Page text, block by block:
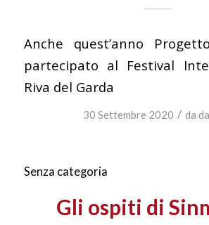
Anche quest’anno
partecipato al Festival
Riva del Garda
30 Settembre 2020 / da
Senza categoria
Gli ospiti di